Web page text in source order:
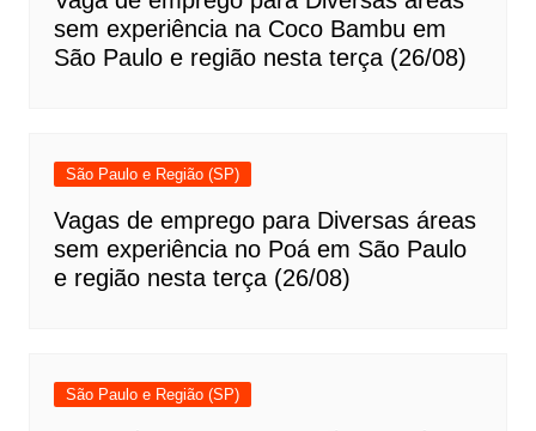
sem experiência na Coco Bambu em
São Paulo e região nesta terça (26/08)
São Paulo e Região (SP)
Vagas de emprego para Diversas áreas
sem experiência no Poá em São Paulo
e região nesta terça (26/08)
São Paulo e Região (SP)